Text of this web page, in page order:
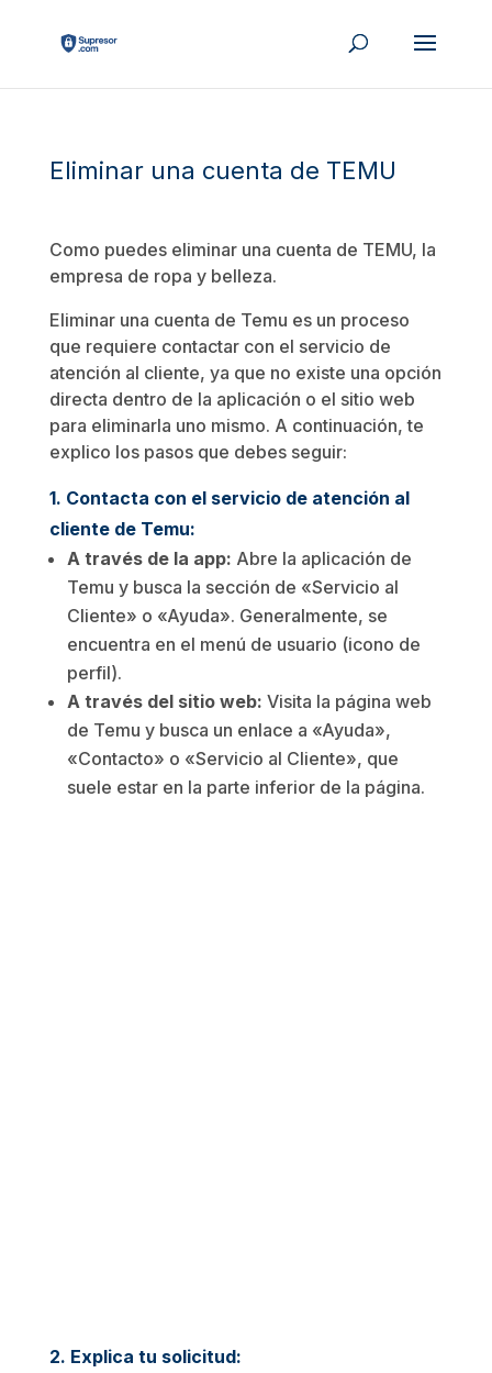
Eliminar una cuenta de TEMU
Como puedes eliminar una cuenta de TEMU, la
empresa de ropa y belleza.
Eliminar una cuenta de Temu es un proceso
que requiere contactar con el servicio de
atención al cliente, ya que no existe una opción
directa dentro de la aplicación o el sitio web
para eliminarla uno mismo. A continuación, te
explico los pasos que debes seguir:
1. Contacta con el servicio de atención al
cliente de Temu:
A través de la app: Abre la aplicación de
Temu y busca la sección de «Servicio al
Cliente» o «Ayuda». Generalmente, se
encuentra en el menú de usuario (icono de
perfil).
A través del sitio web: Visita la página web
de Temu y busca un enlace a «Ayuda»,
«Contacto» o «Servicio al Cliente», que
suele estar en la parte inferior de la página.
2. Explica tu solicitud: